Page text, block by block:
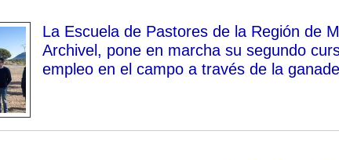
La Escuela de Pastores de la Región de
Archivel, pone en marcha su segundo
empleo en el campo a través de la